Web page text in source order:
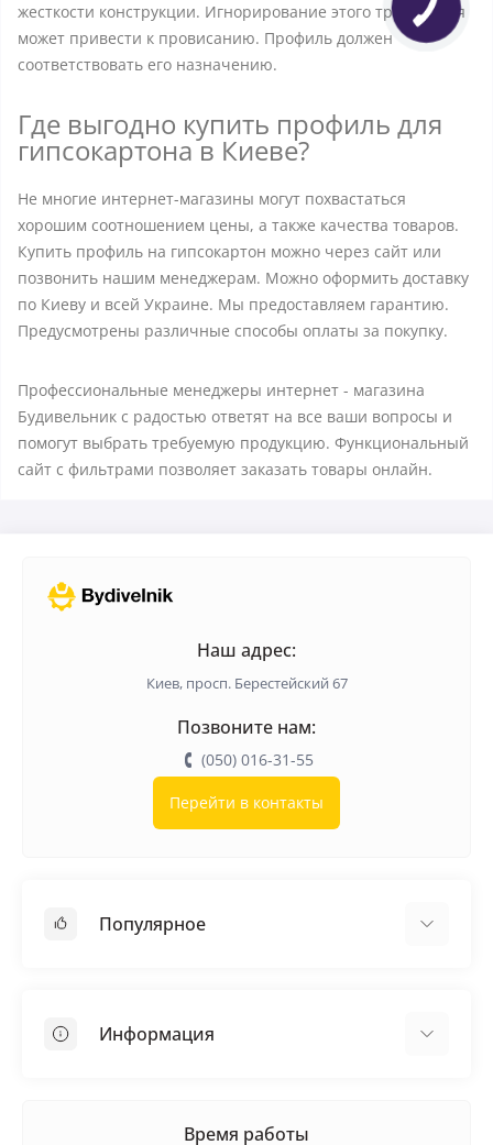
жесткости конструкции. Игнорирование этого требования
может привести к провисанию. Профиль должен
соответствовать его назначению.
Где выгодно купить профиль для
гипсокартона в Киеве?
Не многие интернет-магазины могут похвастаться
хорошим соотношением цены, а также качества товаров.
Купить профиль на гипсокартон можно через сайт или
позвонить нашим менеджерам. Можно оформить доставку
по Киеву и всей Украине. Мы предоставляем гарантию.
Предусмотрены различные способы оплаты за покупку.
Профессиональные менеджеры интернет - магазина
Будивельник с радостью ответят на все ваши вопросы и
помогут выбрать требуемую продукцию. Функциональный
сайт с фильтрами позволяет заказать товары онлайн.
Наш адрес:
Киев, просп. Берестейский 67
Позвоните нам:
(050) 016-31-55
Перейти в контакты
Популярное
Самовыравнивающая смесь
Информация
Время работы